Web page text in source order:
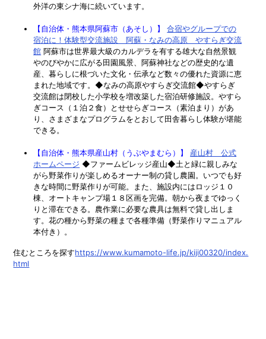
外洋の東シナ海に続いています。
【自治体・熊本県阿蘇市（あそし）】
合宿やグループでの
宿泊に！体験型交流施設 阿蘇・なみの高原 やすらぎ交流
館 阿蘇市は世界最大級のカルデラを有する雄大な自然景観
やのびやかに広がる田園風景、阿蘇神社などの歴史的な遺
産、暮らしに根づいた文化・伝承など数々の優れた資源に恵
まれた地域です。◆なみの高原やすらぎ交流館◆やすらぎ
交流館は閉校した小学校を増改築した宿泊研修施設。やすら
ぎコース（１泊２食）とせせらぎコース（素泊まり）があ
り、さまざまなプログラムをとおして田舎暮らし体験が堪能
できる。
【自治体・熊本県産山村（うぶやまむら）】
産山村 公式
ホームページ ◆ファームビレッジ産山◆土と緑に親しみな
がら野菜作りが楽しめるオーナー制の貸し農園。いつでも好
きな時間に野菜作りが可能。また、施設内にはロッジ１０
棟、オートキャンプ場１８区画を完備。朝から夜までゆっく
りと滞在できる。農作業に必要な農具は無料で貸し出しま
す。花の種から野菜の種まで各種準備（野菜作りマニュアル
本付き）。
住むところを探すhttps://www.kumamoto-life.jp/kiji00320/index.
html